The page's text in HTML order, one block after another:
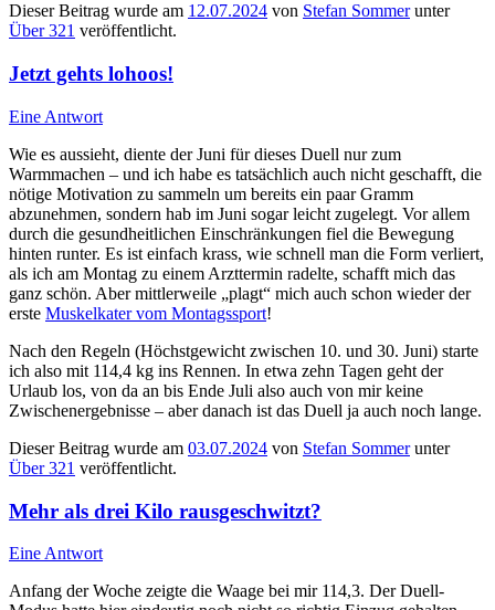
Dieser Beitrag wurde am 12.07.2024 von Stefan Sommerunter
Über 321 veröffentlicht.
Jetzt gehts lohoos!
Eine Antwort
Wie es aussieht, diente der Juni für dieses Duell nur zum
Warmmachen – und ich habe es tatsächlich auch nicht geschafft, die
nötige Motivation zu sammeln um bereits ein paar Gramm
abzunehmen, sondern hab im Juni sogar leicht zugelegt. Vor allem
durch die gesundheitlichen Einschränkungen fiel die Bewegung
hinten runter. Es ist einfach krass, wie schnell man die Form verliert,
als ich am Montag zu einem Arzttermin radelte, schafft mich das
ganz schön. Aber mittlerweile „plagt“ mich auch schon wieder der
erste Muskelkater vom Montagssport!
Nach den Regeln (Höchstgewicht zwischen 10. und 30. Juni) starte
ich also mit 114,4 kg ins Rennen. In etwa zehn Tagen geht der
Urlaub los, von da an bis Ende Juli also auch von mir keine
Zwischenergebnisse – aber danach ist das Duell ja auch noch lange.
Dieser Beitrag wurde am 03.07.2024 von Stefan Sommerunter
Über 321 veröffentlicht.
Mehr als drei Kilo rausgeschwitzt?
Eine Antwort
Anfang der Woche zeigte die Waage bei mir 114,3. Der Duell-